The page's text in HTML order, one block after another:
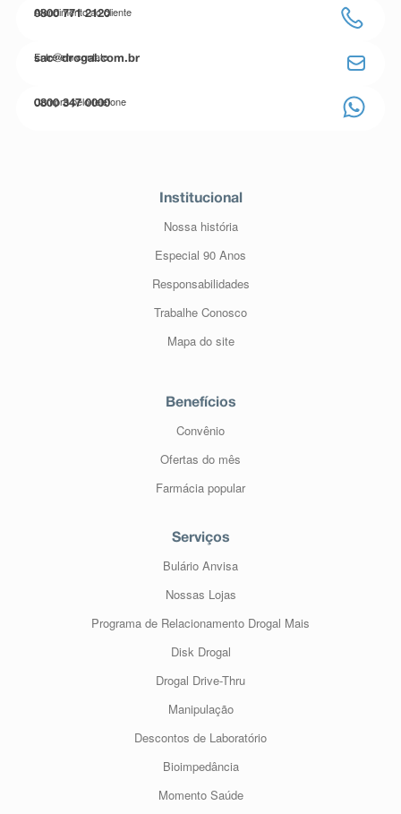
Atendimento ao cliente
0800 771 2120
Entre em contato
sac@drogal.com.br
Compre pelo telefone
0800 347 0000
Institucional
Nossa história
Especial 90 Anos
Responsabilidades
Trabalhe Conosco
Mapa do site
Benefícios
Convênio
Ofertas do mês
Farmácia popular
Serviços
Bulário Anvisa
Nossas Lojas
Programa de Relacionamento Drogal Mais
Disk Drogal
Drogal Drive-Thru
Manipulação
Descontos de Laboratório
Bioimpedância
Momento Saúde